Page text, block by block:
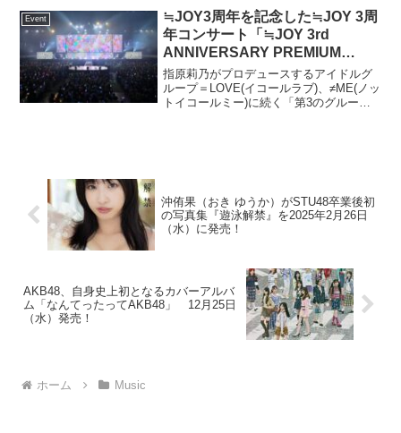
み：シス）のデビュー曲『愛のバッテリ
ー』が本日配信リリース...
Event
≒JOY3周年を記念した≒JOY 3周
年コンサート「≒JOY 3rd
ANNIVERSARY PREMIUM
CONCERT」を東京体育館にて開
催！昼・夜の2公演で、約12,000
人を動員！3rd Single発売も発
指原莉乃がプロデュースするアイドルグ
ループ＝LOVE(イコールラブ)、≠ME(ノッ
トイコールミー)に続く「第3のグルー
沖侑果（おき ゆうか）がSTU48卒業後初
の写真集『遊泳解禁』を2025年2月26日
（水）に発売！
AKB48、自身史上初となるカバーアルバ
ム「なんてったってAKB48」 12月25日
（水）発売！
ホーム Music